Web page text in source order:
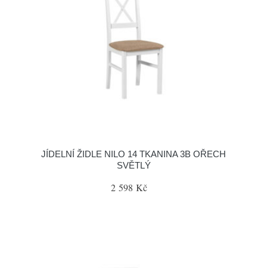
JÍDELNÍ ŽIDLE NILO 14 TKANINA 3B OŘECH
SVĚTLÝ
2 598 Kč